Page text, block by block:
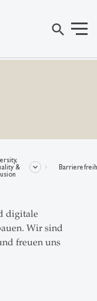
search
&
digitale
Wir sind
freuen uns